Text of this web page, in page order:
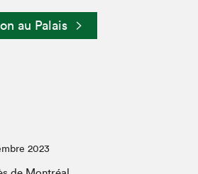
et en ligne
au Palais
2023